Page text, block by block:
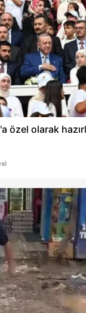
Verilerin
Metnimizi
olarak
.
özel olarak